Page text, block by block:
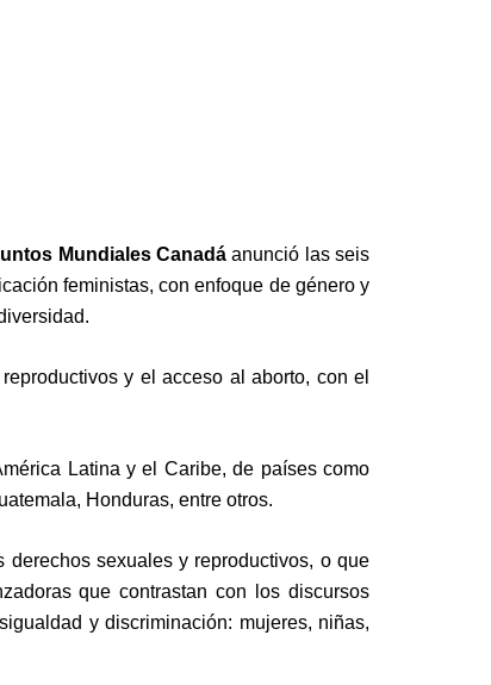
Mundiales Canadá anunció las seis
feministas, con enfoque de género y
y el acceso al aborto, con el
Latina y el Caribe, de países como
Honduras, entre otros.
sexuales y reproductivos, o que
que contrastan con los discursos
y discriminación: mujeres, niñas,